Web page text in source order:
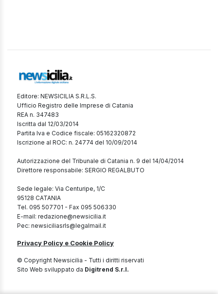
Editore: NEWSICILIA S.R.L.S.
Ufficio Registro delle Imprese di Catania
REA n. 347483
Iscritta dal 12/03/2014
Partita Iva e Codice fiscale: 05162320872
Iscrizione al ROC: n. 24774 del 10/09/2014
Autorizzazione del Tribunale di Catania n. 9 del 14/04/2014
Direttore responsabile: SERGIO REGALBUTO
Sede legale: Via Centuripe, 1/C
95128 CATANIA
Tel. 095 507701 - Fax 095 506330
E-mail: redazione@newsicilia.it
Pec: newsiciliasrls@legalmail.it
Privacy Policy e Cookie Policy
© Copyright Newsicilia - Tutti i diritti riservati
Sito Web sviluppato da Digitrend S.r.l.